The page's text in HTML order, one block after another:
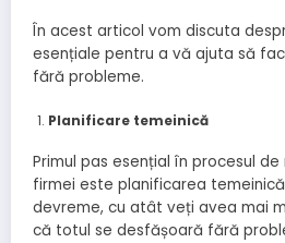
În acest articol vom discuta
esențiale pentru a vă ajuta să
fără probleme.
Planificare temeinică
Primul pas esențial în procesul
firmei este planificarea
devreme, cu atât veți avea mai
că totul se desfășoară fără